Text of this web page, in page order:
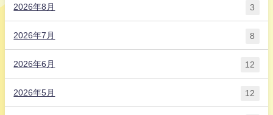
2026年8月 3
2026年7月 8
2026年6月 12
2026年5月 12